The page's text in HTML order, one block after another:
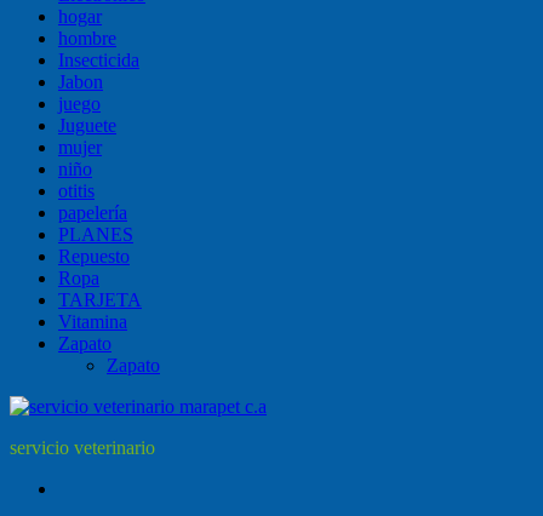
hogar
hombre
Insecticida
Jabon
juego
Juguete
mujer
niño
otitis
papelería
PLANES
Repuesto
Ropa
TARJETA
Vitamina
Zapato
Zapato
servicio veterinario